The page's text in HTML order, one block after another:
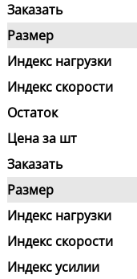
Заказать
Размер
Индекс нагрузки
Индекс скорости
Остаток
Цена за шт
Заказать
Размер
Индекс нагрузки
Индекс скорости
Индекс усилии